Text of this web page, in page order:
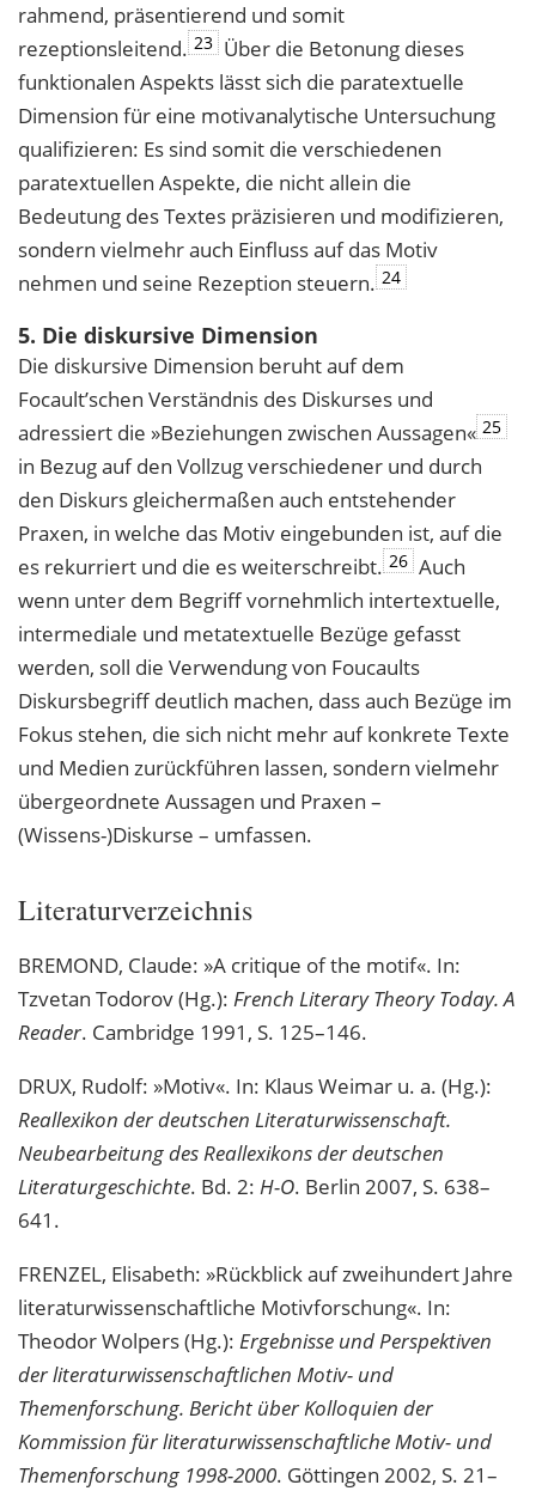
rahmend, präsentierend und somit
rezeptionsleitend. 23 Über die Betonung dieses
funktionalen Aspekts lässt sich die paratextuelle
Dimension für eine motivanalytische Untersuchung
qualifizieren: Es sind somit die verschiedenen
paratextuellen Aspekte, die nicht allein die
Bedeutung des Textes präzisieren und modifizieren,
sondern vielmehr auch Einfluss auf das Motiv
nehmen und seine Rezeption steuern. 24
5. Die diskursive Dimension
Die diskursive Dimension beruht auf dem
Focault’schen Verständnis des Diskurses und
adressiert die »Beziehungen zwischen Aussagen« 25
in Bezug auf den Vollzug verschiedener und durch
den Diskurs gleichermaßen auch entstehender
Praxen, in welche das Motiv eingebunden ist, auf die
es rekurriert und die es weiterschreibt. 26 Auch
wenn unter dem Begriff vornehmlich intertextuelle,
intermediale und metatextuelle Bezüge gefasst
werden, soll die Verwendung von Foucaults
Diskursbegriff deutlich machen, dass auch Bezüge im
Fokus stehen, die sich nicht mehr auf konkrete Texte
und Medien zurückführen lassen, sondern vielmehr
übergeordnete Aussagen und Praxen –
(Wissens-)Diskurse – umfassen.
Literaturverzeichnis
BREMOND, Claude: »A critique of the motif«. In:
Tzvetan Todorov (Hg.): French Literary Theory Today. A
Reader. Cambridge 1991, S. 125–146.
DRUX, Rudolf: »Motiv«. In: Klaus Weimar u. a. (Hg.):
Reallexikon der deutschen Literaturwissenschaft.
Neubearbeitung des Reallexikons der deutschen
Literaturgeschichte. Bd. 2: H-O. Berlin 2007, S. 638–
641.
FRENZEL, Elisabeth: »Rückblick auf zweihundert Jahre
literaturwissenschaftliche Motivforschung«. In:
Theodor Wolpers (Hg.): Ergebnisse und Perspektiven
der literaturwissenschaftlichen Motiv- und
Themenforschung. Bericht über Kolloquien der
Kommission für literaturwissenschaftliche Motiv- und
Themenforschung 1998-2000. Göttingen 2002, S. 21–